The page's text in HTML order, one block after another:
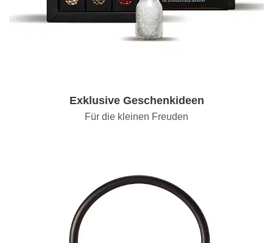
Exklusive Geschenkideen
Für die kleinen Freuden